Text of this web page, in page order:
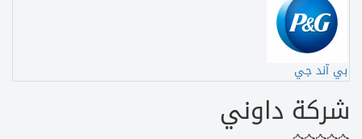
بي آند جي
شركة داوني